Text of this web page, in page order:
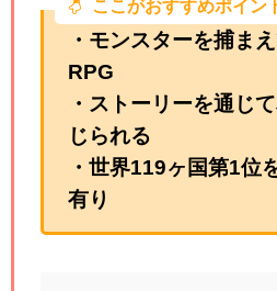
ここがおすすめポイン
・モンスターを捕ま
RPG
・ストーリーを通じ
じられる
・世界119ヶ国第1位
有り